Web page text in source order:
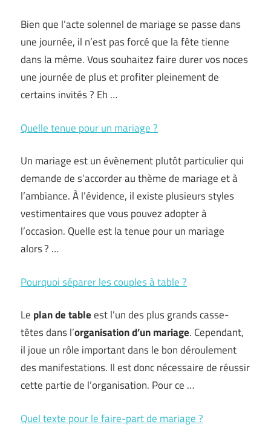
Bien que l’acte solennel de mariage se passe dans
une journée, il n’est pas forcé que la fête tienne
dans la même. Vous souhaitez faire durer vos noces
une journée de plus et profiter pleinement de
certains invités ? Eh …
Quelle tenue pour un mariage ?
Un mariage est un évènement plutôt particulier qui
demande de s’accorder au thème de mariage et à
l’ambiance. À l’évidence, il existe plusieurs styles
vestimentaires que vous pouvez adopter à
l’occasion. Quelle est la tenue pour un mariage
alors ? …
Pourquoi séparer les couples à table ?
Le plan de tableest l’un des plus grands casse-
têtes dans l’organisationd’un mariage. Cependant,
il joue un rôle important dans le bon déroulement
des manifestations. Il est donc nécessaire de réussir
cette partie de l’organisation. Pour ce …
Quel texte pour le faire-part de mariage ?